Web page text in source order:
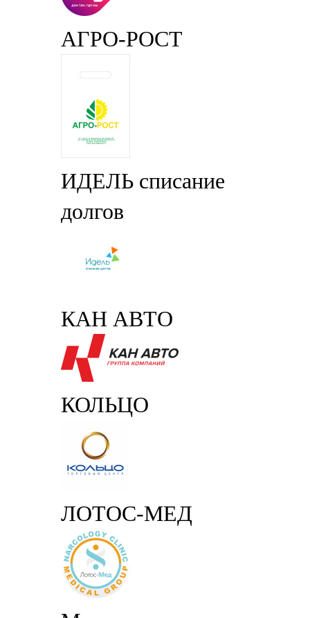
АГРО-РОСТ
ИДЕЛЬ списание
долгов
КАН АВТО
КОЛЬЦО
ЛОТОС-МЕД